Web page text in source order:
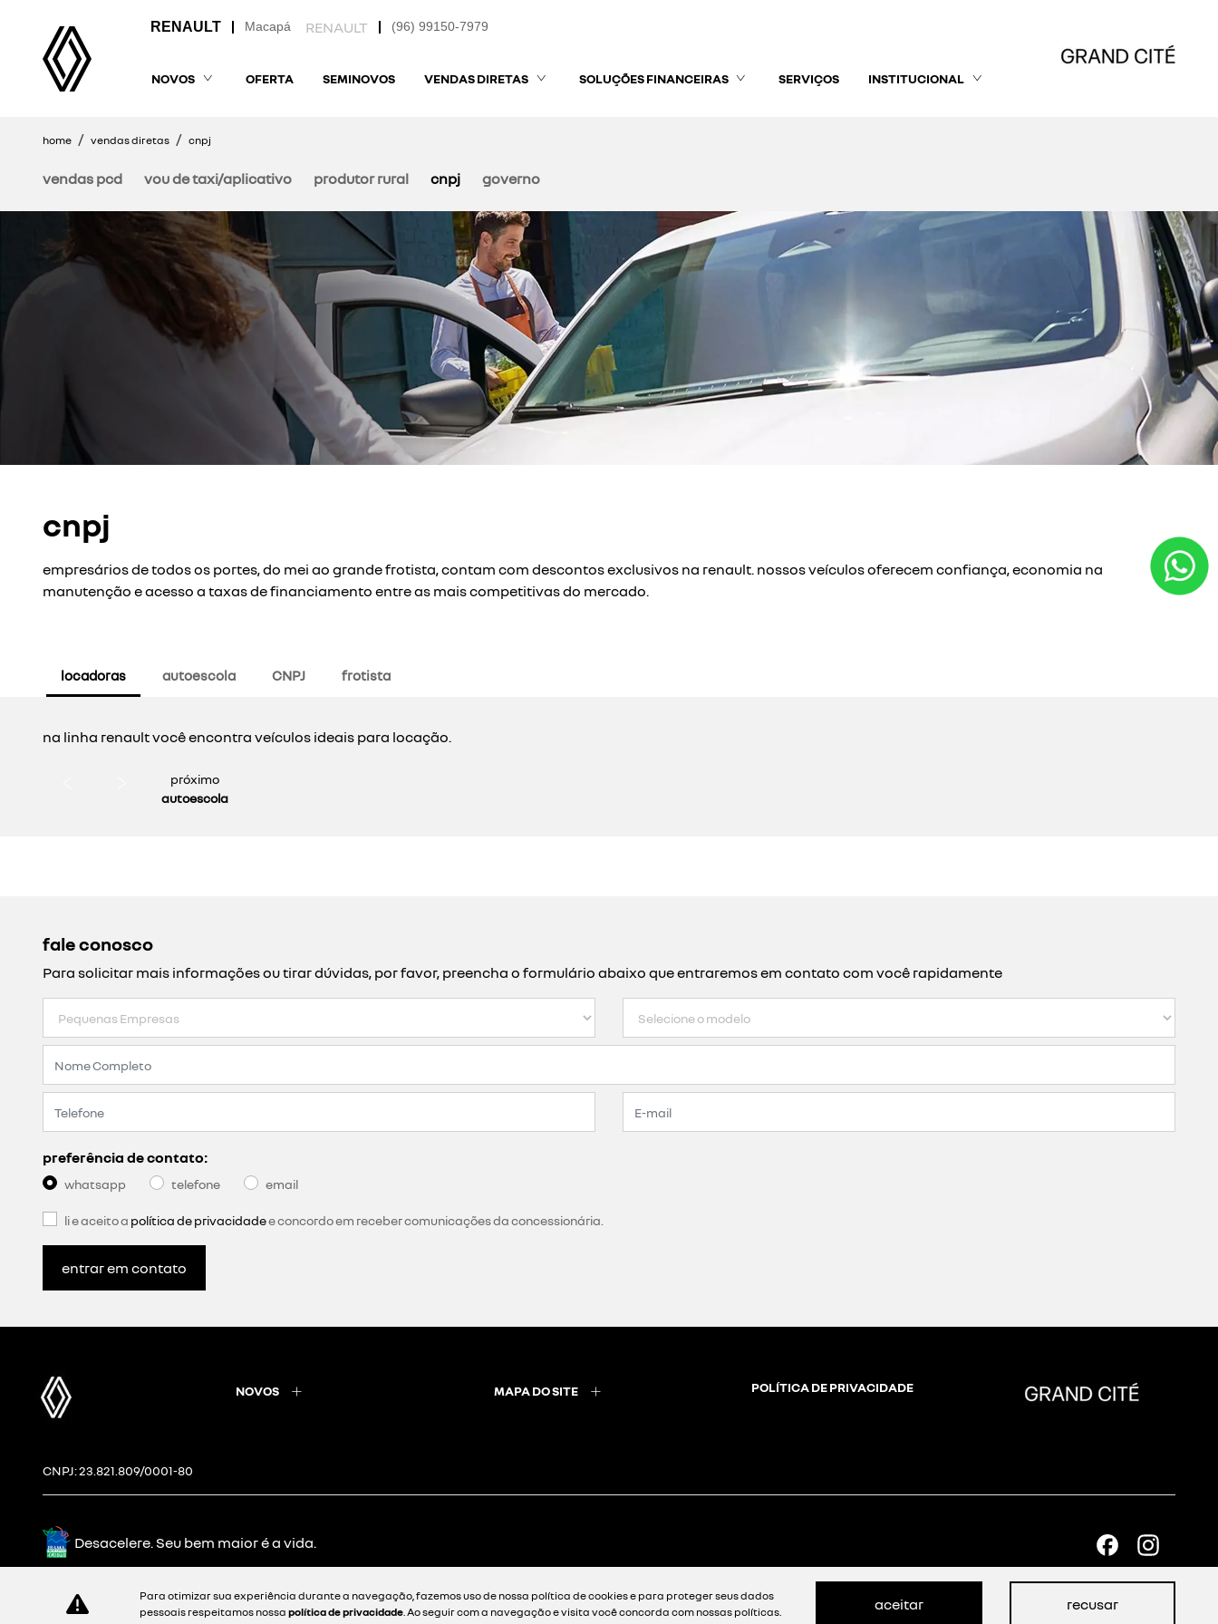
(96) 99150-7979
Macapá
NOVOS OFERTA SEMINOVOS VENDAS DIRETAS SOLUÇÕES FINANCEIRAS SERVIÇOS INSTITUCIONAL
home vendas diretas cnpj
vendas pcd vou de taxi/aplicativo produtor rural cnpj governo
cnpj
empresários de todos os portes, do mei ao grande frotista, contam com descontos exclusivos na renault. nossos veículos oferecem confiança, economia na
manutenção e acesso a taxas de financiamento entre as mais competitivas do mercado.
locadoras autoescola CNPJ frotista
na linha renault você encontra veículos ideais para locação.
próximo
autoescola
fale conosco
Para solicitar mais informações ou tirar dúvidas, por favor, preencha o formulário abaixo que entraremos em contato com você rapidamente
preferência de contato:
whatsapp telefone email
li e aceito a política de privacidadee concordo em receber comunicações da concessionária.
entrar em contato
NOVOS MAPA DO SITE POLÍTICA DE PRIVACIDADE
CNPJ: 23.821.809/0001-80
Desacelere. Seu bem maior é a vida.
Desenvolvido pela DEALERSPACE ® Direitos Reservados.
Para otimizar sua experiência durante a navegação, fazemos uso de nossa política de cookies e para proteger seus dados
pessoais respeitamos nossa política de privacidade. Ao seguir com a navegação e visita você concorda com nossas políticas. aceitar recusar